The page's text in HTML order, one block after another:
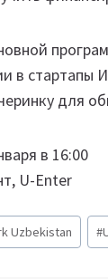
в
для
в 16:00
U-Enter
Uzbekistan #